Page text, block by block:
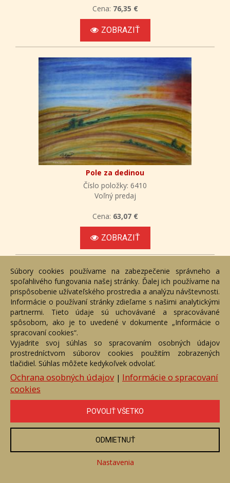
Cena: 76,35 €
ZOBRAZIŤ
Pole za dedinou
Číslo položky: 6410
Voľný predaj
Cena: 63,07 €
ZOBRAZIŤ
Pole so slnečným kvetom
Cena:73,03 €
ZOBRAZIŤ
Súbory cookies používame na zabezpečenie správneho a
spoľahlivého fungovania našej stránky. Ďalej ich používame na
prispôsobenie užívateľského prostredia a analýzu návštevnosti.
Informácie o používaní stránky zdieľame s našimi analytickými
partnermi. Tieto údaje sú uchovávané a spracovávané
spôsobom, ako je to uvedené v dokumente „Informácie o
spracovaní cookies“.
Vyjadrite svoj súhlas so spracovaním osobných údajov
prostredníctvom súborov cookies použitím zobrazených
tlačidiel. Súhlas môžete kedykoľvek odvolať.
Ochrana osobných údajov| Informácie o spracovaní
cookies
POVOLIŤ VŠETKO
ODMIETNUŤ
Nastavenia